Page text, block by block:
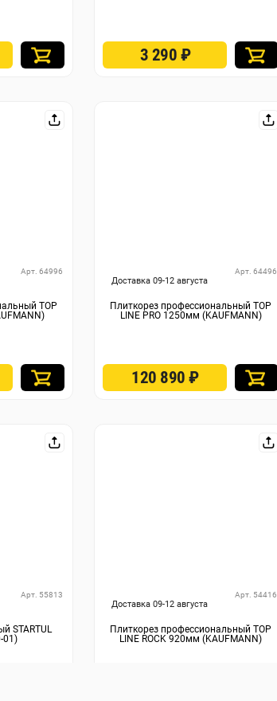
3 290 ₽
Арт. 64996
TOP
Доставка 09-12 августа
Арт. 64496
Плиткорез профессиональный TOP
LINE PRO 1250мм (KAUFMANN)
120 890₽
Арт. 55813
STARTUL
01)
Доставка 09-12 августа
Арт. 54416
Плиткорез профессиональный TOP
LINE ROCK 920мм (KAUFMANN)